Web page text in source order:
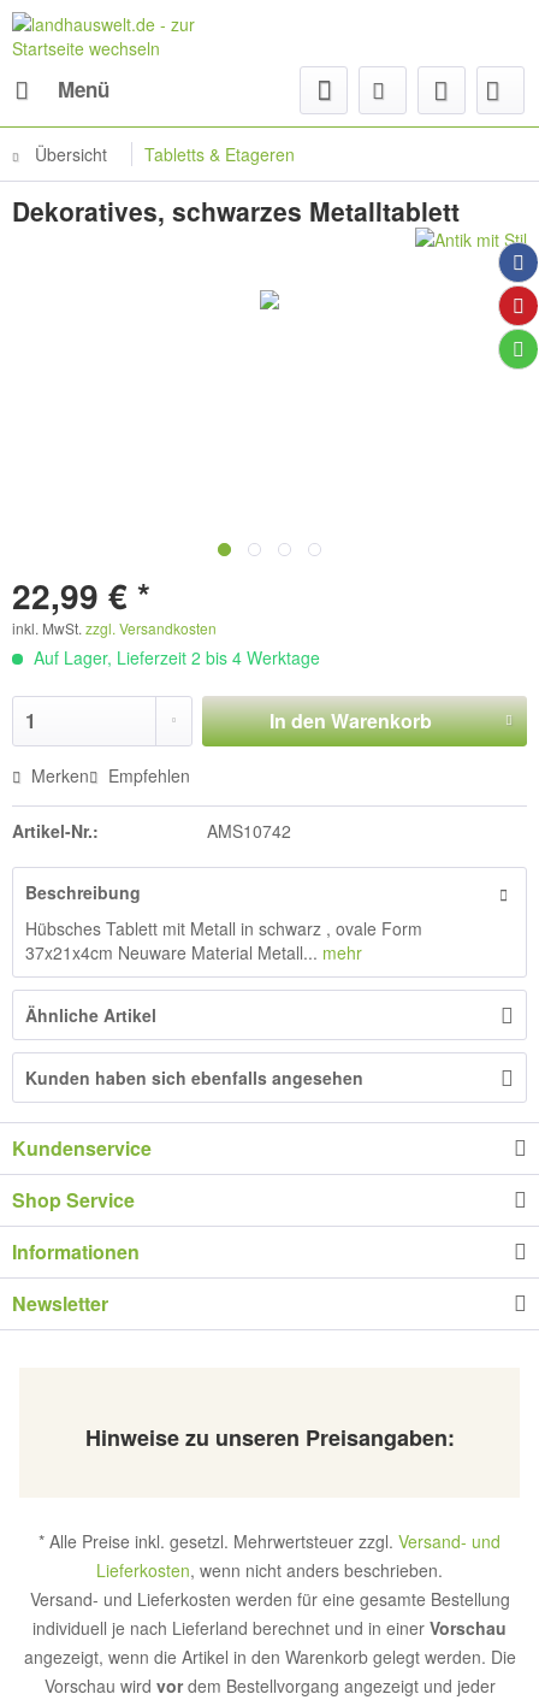
Menü
Übersicht Tabletts & Etageren
Dekoratives, schwarzes Metalltablett
22,99 € *
inkl. MwSt. zzgl. Versandkosten
Auf Lager, Lieferzeit 2 bis 4 Werktage
In denWarenkorb
Merken Empfehlen
Artikel-Nr.: AMS10742
Beschreibung
Hübsches Tablett mit Metall in schwarz , ovale Form
37x21x4cm Neuware Material Metall... mehr
Ähnliche Artikel
Kunden haben sich ebenfalls angesehen
Kundenservice
Shop Service
Informationen
Newsletter
Hinweise zu unseren Preisangaben:
* Alle Preise inkl. gesetzl. Mehrwertsteuer zzgl. Versand- und
Lieferkosten, wenn nicht anders beschrieben.
Versand- und Lieferkosten werden für eine gesamte Bestellung
individuell je nach Lieferland berechnet und in einer Vorschau
angezeigt, wenn die Artikel in den Warenkorb gelegt werden. Die
Vorschau wird vordem Bestellvorgang angezeigt und jeder